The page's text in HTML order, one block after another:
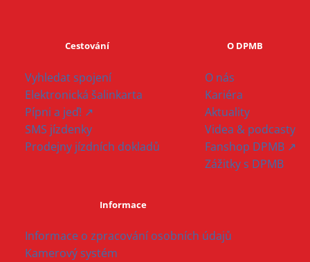
Cestování
Vyhledat spojení
Elektronická šalinkarta
Pípni a jeď! ↗
SMS jízdenky
Prodejny jízdních dokladů
O DPMB
O nás
Kariéra
Aktuality
Videa & podcasty
Fanshop DPMB ↗
Zážitky s DPMB
Informace
Informace o zpracování osobních údajů
Kamerový systém